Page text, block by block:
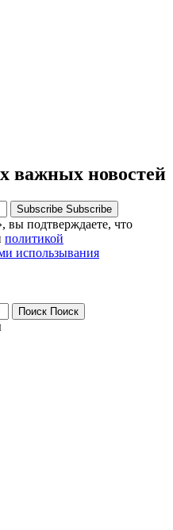
важных новостей
Subscribe Subscribe
вы подтверждаете, что
политикой
использывания
Поиск Поиск